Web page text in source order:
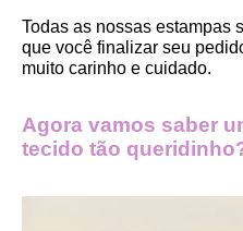
Todas as nossas estampas
que você finalizar seu
muito carinho e cuidado.
Agora vamos saber
tecido tão